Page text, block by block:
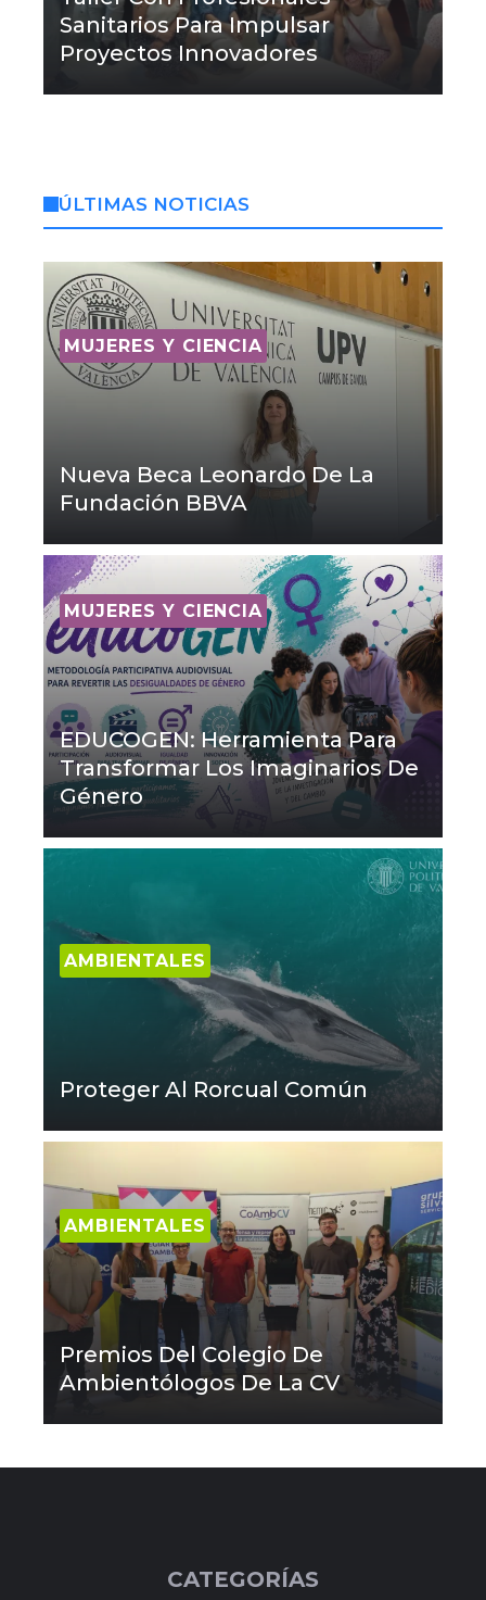
Sanitarios Para Impulsar
Proyectos Innovadores
ÚLTIMAS NOTICIAS
MUJERES Y CIENCIA
Nueva Beca Leonardo De La
Fundación BBVA
MUJERES Y CIENCIA
EDUCOGEN: Herramienta Para
Transformar Los Imaginarios De
Género
AMBIENTALES
Proteger Al Rorcual Común
AMBIENTALES
Premios Del Colegio De
Ambientólogos De La CV
CATEGORÍAS